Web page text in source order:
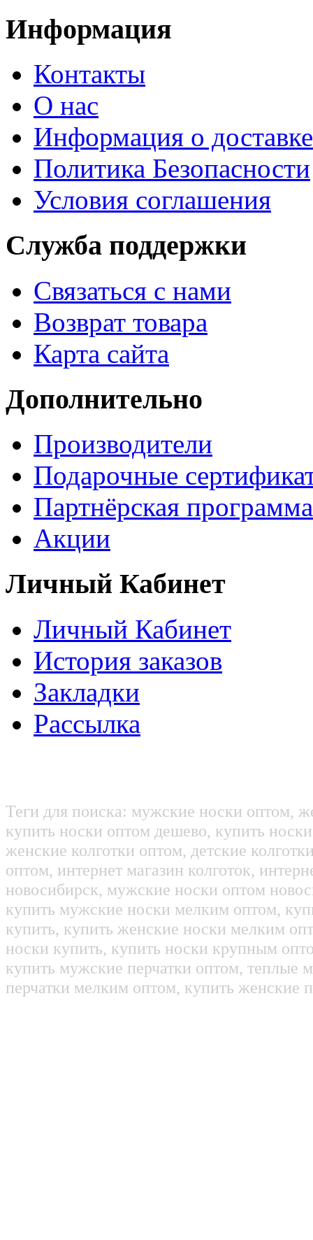
Информация
Контакты
О нас
Информация о доставке
Политика Безопасности
Условия соглашения
Служба поддержки
Связаться с нами
Возврат товара
Карта сайта
Дополнительно
Производители
Подарочные
Партнёрская программа
Акции
Личный Кабинет
Личный Кабинет
История заказов
Закладки
Рассылка
Теги для поиска: мужские носки оптом,
купить носки оптом дешево, купить
женские колготки оптом, детские
оптом, интернет магазин колготок,
новосибирск, мужские носки оптом
купить мужские носки мелким оптом,
купить, купить женские носки мелким
носки купить, купить носки крупным
купить мужские перчатки оптом, теплые
перчатки мелким оптом, купить женские